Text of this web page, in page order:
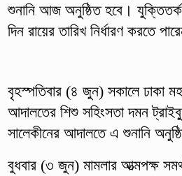
শুনানি আজ অনুষ্ঠিত হবে।
দিন রায়ের তারিখ নির্ধারণ করতে
বৃহস্পতিবার (৪ জুন) সকালে ঢাকা
আদালতের শিশু সহিংসতা দমন
সালেকীনের আদালতে এ শুনানি
বুধবার (৩ জুন) মামলার আত্মপক্ষ